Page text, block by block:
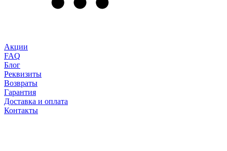
Акции
FAQ
Блог
Реквизиты
Возвраты
Гарантия
Доставка и оплата
Контакты